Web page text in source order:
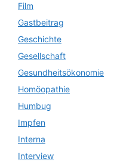
Film
Gastbeitrag
Geschichte
Gesellschaft
Gesundheitsökonomie
Homöopathie
Humbug
Impfen
Interna
Interview